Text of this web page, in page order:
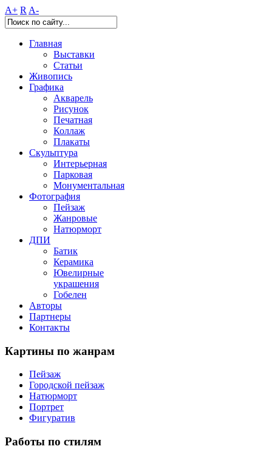
A+ R A-
Главная
Выставки
Статьи
Живопись
Графика
Акварель
Рисунок
Печатная
Коллаж
Плакаты
Скульптура
Интерьерная
Парковая
Монументальная
Фотография
Пейзаж
Жанровые
Натюрморт
ДПИ
Батик
Керамика
Ювелирные
украшения
Гобелен
Авторы
Партнеры
Контакты
Картины по жанрам
Пейзаж
Городской пейзаж
Натюрморт
Портрет
Фигуратив
Работы по стилям